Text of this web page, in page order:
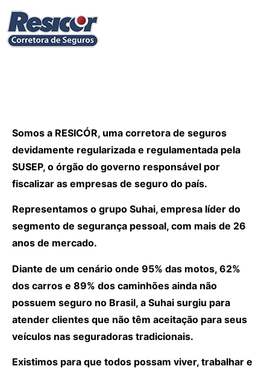
Somos a RESICÓR, uma corretora de seguros
devidamente regularizada e regulamentada pela
SUSEP, o órgão do governo responsável por
fiscalizar as empresas de seguro do país.
Representamos o grupo Suhai, empresa líder do
segmento de segurança pessoal, com mais de 26
anos de mercado.
Diante de um cenário onde 95% das motos, 62%
dos carros e 89% dos caminhões ainda não
possuem seguro no Brasil, a Suhai surgiu para
atender clientes que não têm aceitação para seus
veículos nas seguradoras tradicionais.
Existimos para que todos possam viver, trabalhar e